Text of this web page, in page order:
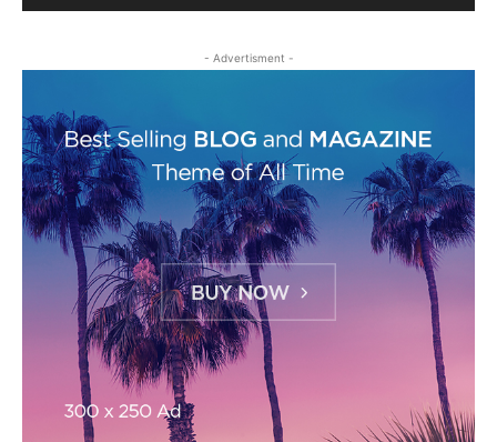
- Advertisment -